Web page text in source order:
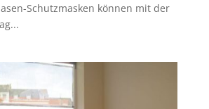
Schutzmasken können mit der